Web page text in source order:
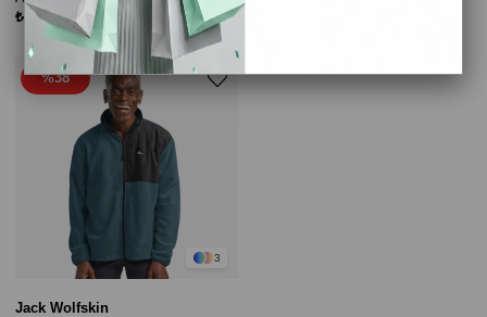
₺4.999,00₺7.999,00
3
Jack Wolfskin
%38